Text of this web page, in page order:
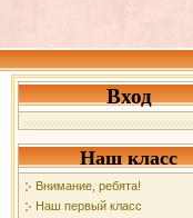
Вход
Наш класс
Внимание, ребята!
Наш первый класс